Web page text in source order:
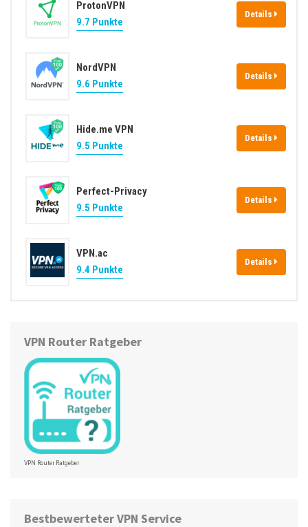
ProtonVPN
9.7 Punkte
Details
NordVPN
9.6 Punkte
Details
Hide.me VPN
9.5 Punkte
Details
Perfect-Privacy
9.5 Punkte
Details
VPN.ac
9.4 Punkte
Details
VPN Router Ratgeber
VPN Router Ratgeber
Bestbewerteter VPN Service